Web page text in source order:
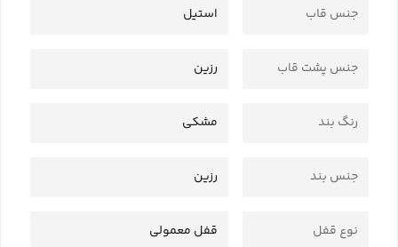
جنس قاب استیل
جنس پشت قاب رزین
رنگ بند مشکی
جنس بند رزین
نوع قفل قفل معمولی